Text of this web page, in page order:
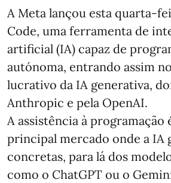
A Meta lançou esta quarta-
Code, uma ferramenta de
artificial (IA) capaz de
autónoma, entrando assim
lucrativo da IA generativa,
Anthropic e pela OpenAI.
A assistência à programação
principal mercado onde a IA
concretas, para lá dos
como o ChatGPT ou o